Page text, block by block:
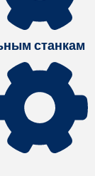
станкам